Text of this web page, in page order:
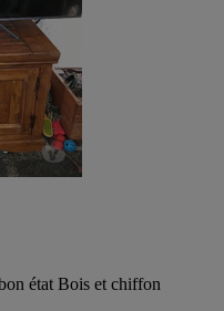
état Bois et chiffon